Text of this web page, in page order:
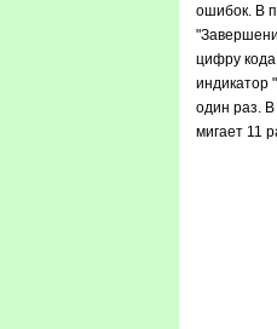
ошибок. В
цифру
индикатор
один раз.
мигает 11